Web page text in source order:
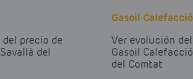
precio de
del
Gasoil
Ver evolución
Gasoil
del Comtat